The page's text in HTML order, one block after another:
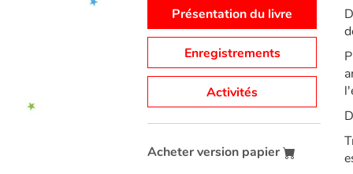
Présentation du livre
Enregistrements
Activités
Acheter version papier